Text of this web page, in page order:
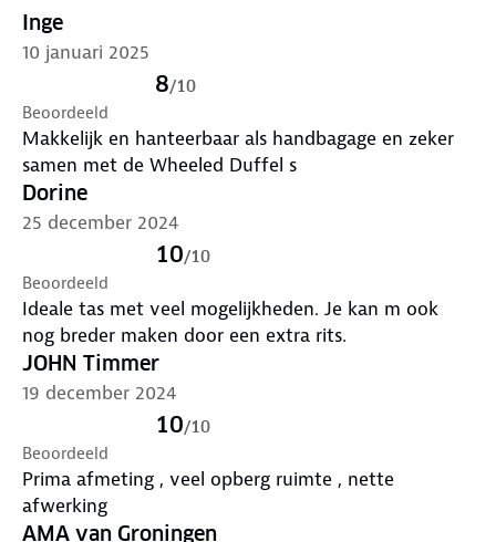
Inge
10 januari 2025
8/10
Beoordeeld
Makkelijk en hanteerbaar als handbagage en zeker
samen met de Wheeled Duffel s
Dorine
25 december 2024
10/10
Beoordeeld
Ideale tas met veel mogelijkheden. Je kan m ook
nog breder maken door een extra rits.
JOHN Timmer
19 december 2024
10/10
Beoordeeld
Prima afmeting , veel opberg ruimte , nette
afwerking
AMA van Groningen